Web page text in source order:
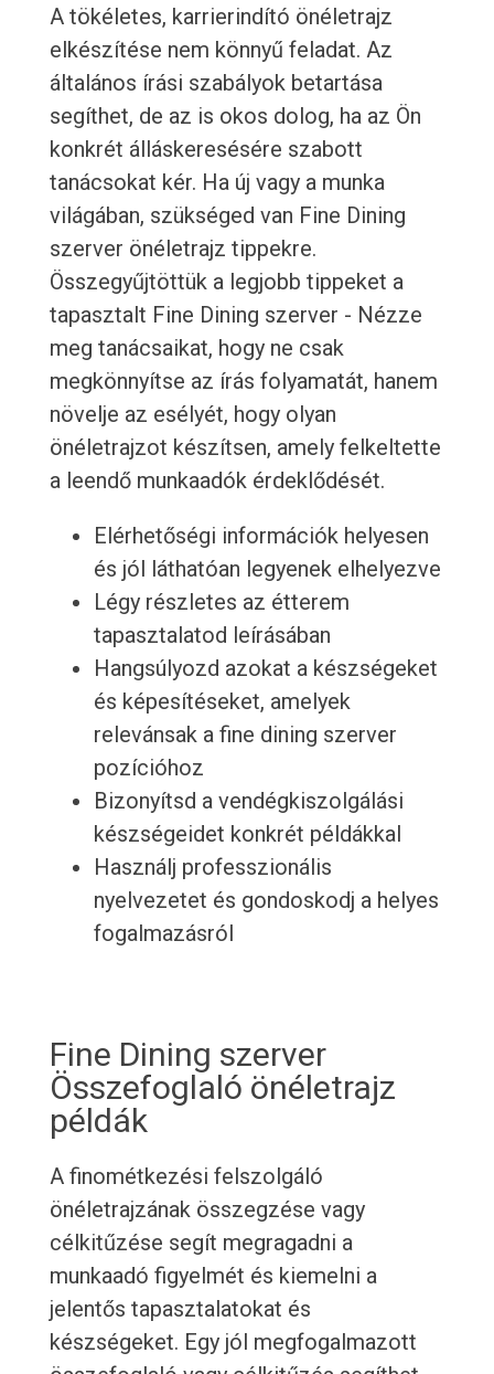
A tökéletes, karrierindító önéletrajz
elkészítése nem könnyű feladat. Az
általános írási szabályok betartása
segíthet, de az is okos dolog, ha az Ön
konkrét álláskeresésére szabott
tanácsokat kér. Ha új vagy a munka
világában, szükséged van Fine Dining
szerver önéletrajz tippekre.
Összegyűjtöttük a legjobb tippeket a
tapasztalt Fine Dining szerver - Nézze
meg tanácsaikat, hogy ne csak
megkönnyítse az írás folyamatát, hanem
növelje az esélyét, hogy olyan
önéletrajzot készítsen, amely felkeltette
a leendő munkaadók érdeklődését.
Elérhetőségi információk helyesen
és jól láthatóan legyenek elhelyezve
Légy részletes az étterem
tapasztalatod leírásában
Hangsúlyozd azokat a készségeket
és képesítéseket, amelyek
relevánsak a fine dining szerver
pozícióhoz
Bizonyítsd a vendégkiszolgálási
készségeidet konkrét példákkal
Használj professzionális
nyelvezetet és gondoskodj a helyes
fogalmazásról
Fine Dining szerver
Összefoglaló önéletrajz
példák
A finométkezési felszolgáló
önéletrajzának összegzése vagy
célkitűzése segít megragadni a
munkaadó figyelmét és kiemelni a
jelentős tapasztalatokat és
készségeket. Egy jól megfogalmazott